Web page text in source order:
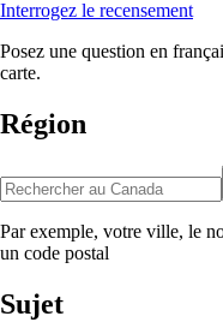
Interrogez le recensement
Posez une question en
carte.
Région
Par exemple, votre ville, le
un code postal
Sujet